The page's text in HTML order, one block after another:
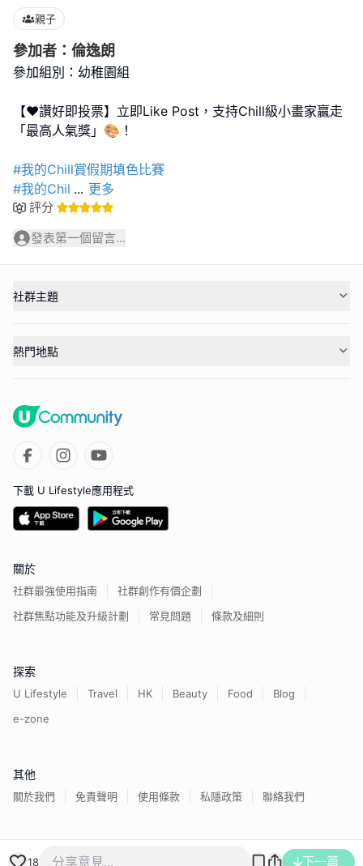
親子
參加者：倫逸朗
參加組別：幼稚園組
【❤️讚好即投票】立即Like Post，支持Chill級小畫家贏走
「最高人氣獎」🎨！
#我的Chill賞假期填色比賽
#我的Chil ... 更多
評分
發表第一個留言...
18 下一篇
社群主題
熱門地點
下載 U Lifestyle應用程式
關於
社群最強使用指南
社群創作有價企劃
社群焦點功能及升級計劃
常見問題 條款及細則
探索
U Lifestyle Travel HK Beauty Food
Blog
e-zone
其他
關於我們 免責聲明 使用條款 私隱政策 聯絡我們
香港經濟日報版權所有©